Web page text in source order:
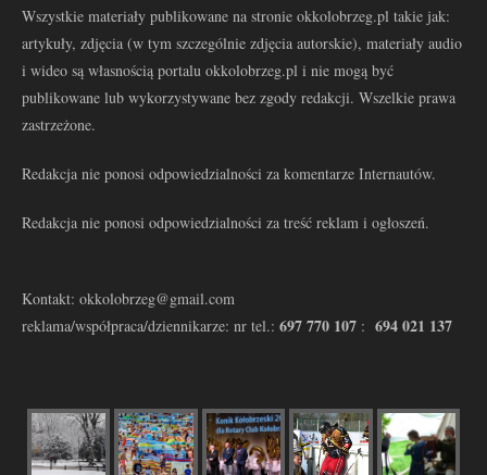
Wszystkie materiały publikowane na stronie okkolobrzeg.pl takie jak:
artykuły, zdjęcia (w tym szczególnie zdjęcia autorskie), materiały audio
i wideo są własnością portalu okkolobrzeg.pl i nie mogą być
publikowane lub wykorzystywane bez zgody redakcji. Wszelkie prawa
zastrzeżone.
Redakcja nie ponosi odpowiedzialności za komentarze Internautów.
Redakcja nie ponosi odpowiedzialności za treść reklam i ogłoszeń.
Kontakt: okkolobrzeg@gmail.com
reklama/współpraca/dziennikarze: nr tel.: 697 770 107 : 694 021 137